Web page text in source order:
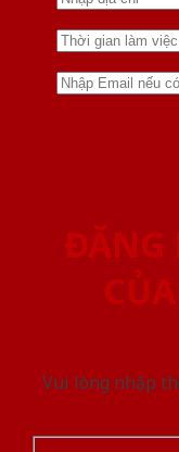
ĐĂNG
Vui lòng nhập